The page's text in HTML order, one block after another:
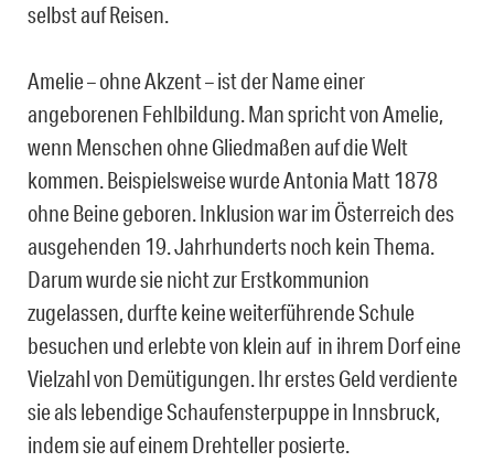
selbst auf Reisen.
Amelie – ohne Akzent – ist der Name einer
angeborenen Fehlbildung. Man spricht von Amelie,
wenn Menschen ohne Gliedmaßen auf die Welt
kommen. Beispielsweise wurde Antonia Matt 1878
ohne Beine geboren. Inklusion war im Österreich des
ausgehenden 19. Jahrhunderts noch kein Thema.
Darum wurde sie nicht zur Erstkommunion
zugelassen, durfte keine weiterführende Schule
besuchen und erlebte von klein auf in ihrem Dorf eine
Vielzahl von Demütigungen. Ihr erstes Geld verdiente
sie als lebendige Schaufensterpuppe in Innsbruck,
indem sie auf einem Drehteller posierte.